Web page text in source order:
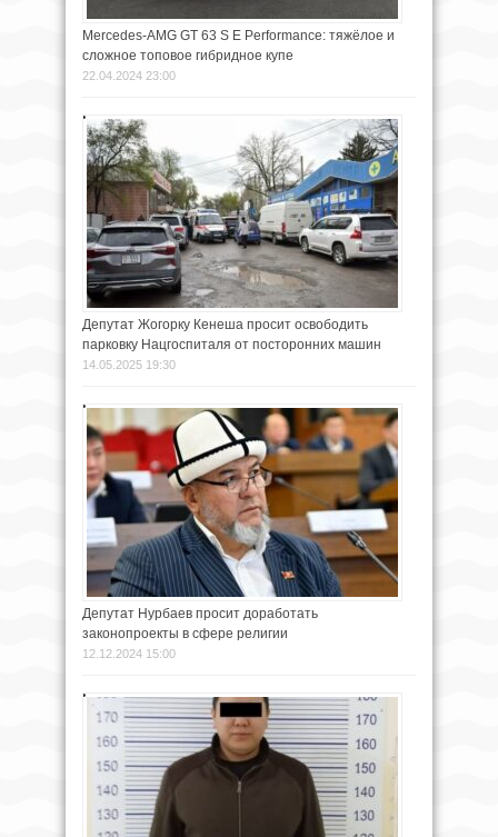
Mercedes-AMG GT 63 S E Performance: тяжёлое и
сложное топовое гибридное купе
22.04.2024 23:00
Депутат Жогорку Кенеша просит освободить
парковку Нацгоспиталя от посторонних машин
14.05.2025 19:30
Депутат Нурбаев просит доработать
законопроекты в сфере религии
12.12.2024 15:00